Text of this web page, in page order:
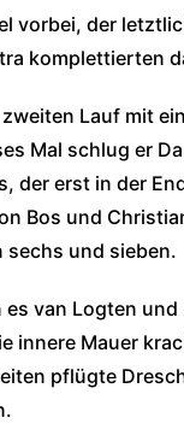
vorbei, der
komplettierten
Lauf mit
Mal schlug er
der erst in der
Bos und
sechs und sieben.
van Logten
innere Mauer
pflügte